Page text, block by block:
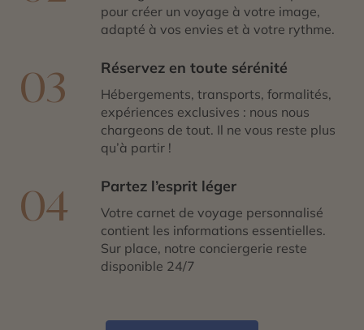
pour créer un voyage à votre image,
adapté à vos envies et à votre rythme.
03 Réservez en toute sérénité
Hébergements, transports, formalités,
expériences exclusives : nous nous
chargeons de tout. Il ne vous reste plus
qu’à partir !
04 Partez l’esprit léger
Votre carnet de voyage personnalisé
contient les informations essentielles.
Sur place, notre conciergerie reste
disponible 24/7